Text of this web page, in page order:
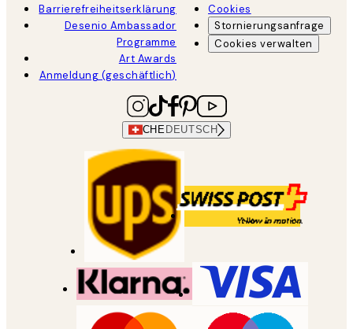
Barrierefreiheitserklärung
Desenio Ambassador
Programme
Art Awards
Anmeldung (geschäftlich)
Cookies
Stornierungsanfrage
Cookies verwalten
CHE DEUTSCH